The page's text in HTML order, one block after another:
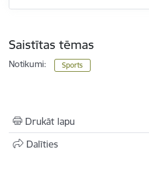
Saistītas tēmas
Notikumi: Sports
Drukāt lapu
Dalīties